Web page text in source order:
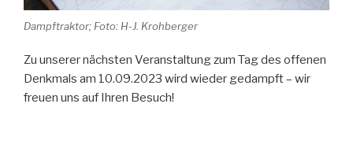
Dampftraktor; Foto: H-J. Krohberger
Zu unserer nächsten Veranstaltung zum Tag des offenen
Denkmals am 10.09.2023 wird wieder gedampft – wir
freuen uns auf Ihren Besuch!